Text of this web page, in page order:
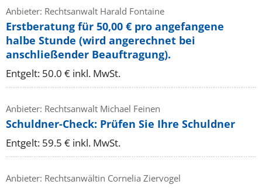
Anbieter: Rechtsanwalt Harald Fontaine
Erstberatung für 50,00 € pro angefangene
halbe Stunde (wird angerechnet bei
anschließender Beauftragung).
Entgelt: 50.0 € inkl. MwSt.
Anbieter: Rechtsanwalt Michael Feinen
Schuldner-Check: Prüfen Sie Ihre Schuldner
Entgelt: 59.5 € inkl. MwSt.
Anbieter: Rechtsanwältin Cornelia Ziervogel